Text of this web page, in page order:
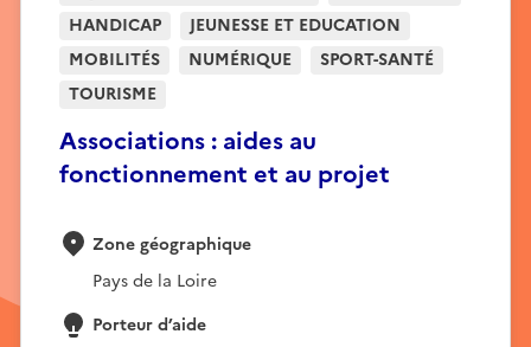
Associations : aides au
fonctionnement et au projet
HANDICAP
JEUNESSE ET EDUCATION
MOBILITÉS
NUMÉRIQUE
SPORT-SANTÉ
TOURISME
Zone géographique
Pays de la Loire
Porteur d’aide